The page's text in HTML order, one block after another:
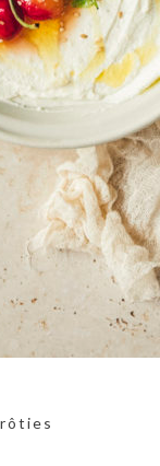
et sésame